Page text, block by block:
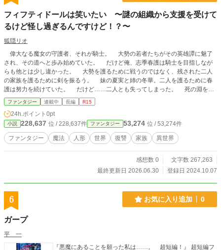
フィフティドールは笑いたい 〜謎の組織から支援を受けて
るけど怪し過ぎるんですけど！？〜
狐隠リオ
偉大なる魔女の守護者、それが騎士。 大勢の若者たちがその英雄譚に魅了
され、その道へと歩み始めていた。 だけど俺、志季春護は騎士を目指しなが
らも他とは少し違かった。 大勢を護るために戦うのではなく、残された二人
の家族を護るために剣を振るう。 妹の夏実と姉の冬華。二人を護るために春
護は努力を続けていた。 だけど……二人とも失ってしまった。 死の淵を彷
徨った俺は一人の少女と出会い、怪しげな彼女と契約を交わしたんだ。 契約
によって得た新たな力を使い俺は進む。騎士の相棒である水花と共に。 好意
的だけど底の知れないナニカの助力を受け、少年は強さを求める。 家族の仇
を取るために、魔族を討滅するために。
ファンタジー 連載中 長編 R15
24h.ポイント 0pt
小説 228,637 位 / 228,637件 ファンタジー 53,274 位 / 53,274件
ファンタジー 魔法 人形 世界 復讐 家族 異世界
感想数 0
文字数 267,263
最終更新日 2026.06.30
登録日 2024.10.07
6 お気に入り追加 0
ガープ
平 一
『悪魔にあることを願った私は……。 超短編！』 超短編フ